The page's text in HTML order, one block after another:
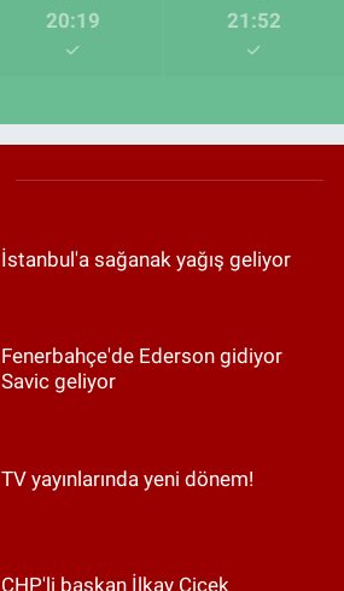
20:19 21:52
İstanbul'a sağanak yağış geliyor
Fenerbahçe'de Ederson gidiyor
Savic geliyor
TV yayınlarında yeni dönem!
CHP'li başkan İlkay Çiçek